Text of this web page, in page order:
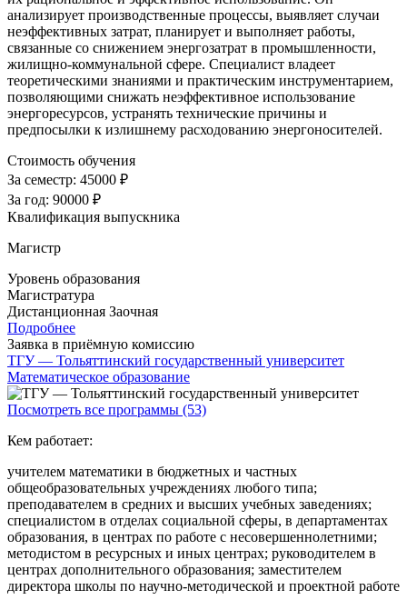
анализирует производственные процессы, выявляет случаи
неэффективных затрат, планирует и выполняет работы,
связанные со снижением энергозатрат в промышленности,
жилищно-коммунальной сфере. Специалист владеет
теоретическими знаниями и практическим инструментарием,
позволяющими снижать неэффективное использование
энергоресурсов, устранять технические причины и
предпосылки к излишнему расходованию энергоносителей.
Стоимость обучения
За семестр: 45000 ₽
За год: 90000 ₽
Квалификация выпускника
Магистр
Уровень образования
Магистратура
Дистанционная Заочная
Подробнее
Заявка в приёмную комиссию
ТГУ — Тольяттинский государственный университет
Математическое образование
Посмотреть все программы (53)
Кем работает:
учителем математики в бюджетных и частных
общеобразовательных учреждениях любого типа;
преподавателем в средних и высших учебных заведениях;
специалистом в отделах социальной сферы, в департаментах
образования, в центрах по работе с несовершеннолетними;
методистом в ресурсных и иных центрах; руководителем в
центрах дополнительного образования; заместителем
директора школы по научно-методической и проектной работе